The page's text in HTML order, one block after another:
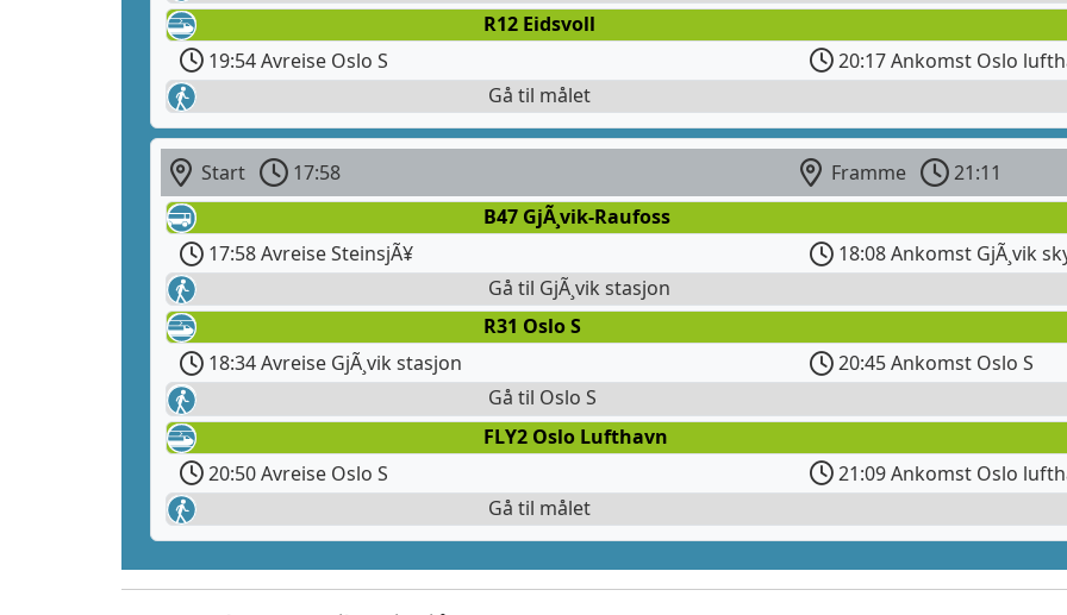
R12 Eidsvoll
19:54 Avreise Oslo S
20:17 Ankomst Oslo
Gå til målet
Start 17:58 Framme
21:11
B47 GjÃ¸vik-Raufoss
17:58 Avreise SteinsjÃ¥
18:08 Ankomst GjÃ¸vik
Gå til GjÃ¸vik stasjon
R31 Oslo S
18:34 Avreise GjÃ¸vik stasjon
20:45 Ankomst Oslo S
Gå til Oslo S
FLY2 Oslo Lufthavn
20:50 Avreise Oslo S
21:09 Ankomst Oslo
Gå til målet